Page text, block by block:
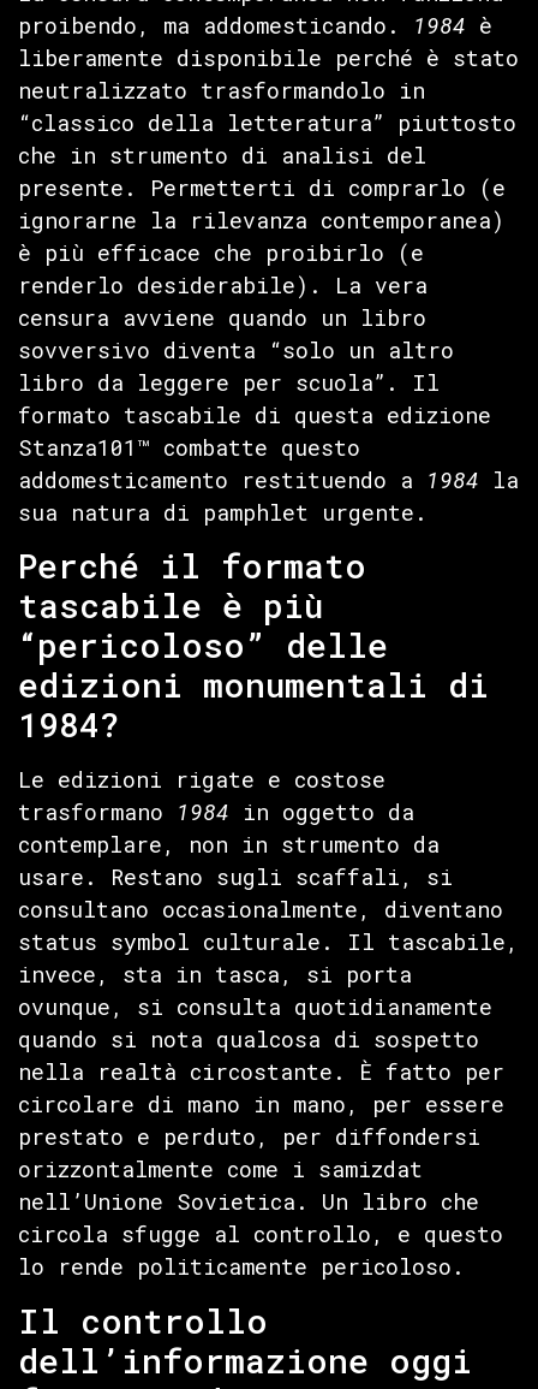
proibendo, ma addomesticando. 1984 è
liberamente disponibile perché è stato
neutralizzato trasformandolo in
“classico della letteratura” piuttosto
che in strumento di analisi del
presente. Permetterti di comprarlo (e
ignorarne la rilevanza contemporanea)
è più efficace che proibirlo (e
renderlo desiderabile). La vera
censura avviene quando un libro
sovversivo diventa “solo un altro
libro da leggere per scuola”. Il
formato tascabile di questa edizione
Stanza101™ combatte questo
addomesticamento restituendo a 1984 la
sua natura di pamphlet urgente.
Perché il formato
tascabile è più
“pericoloso” delle
edizioni monumentali di
1984?
Le edizioni rigate e costose
trasformano 1984 in oggetto da
contemplare, non in strumento da
usare. Restano sugli scaffali, si
consultano occasionalmente, diventano
status symbol culturale. Il tascabile,
invece, sta in tasca, si porta
ovunque, si consulta quotidianamente
quando si nota qualcosa di sospetto
nella realtà circostante. È fatto per
circolare di mano in mano, per essere
prestato e perduto, per diffondersi
orizzontalmente come i samizdat
nell’Unione Sovietica. Un libro che
circola sfugge al controllo, e questo
lo rende politicamente pericoloso.
Il controllo
dell’informazione oggi